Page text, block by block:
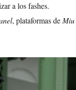
a los fashes.
, plataformas de